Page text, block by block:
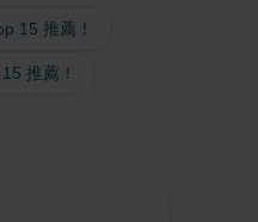
15 推薦！
推薦！